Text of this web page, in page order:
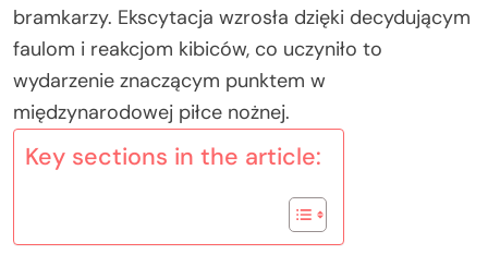
bramkarzy. Ekscytacja wzrosła dzięki decydującym
faulom i reakcjom kibiców, co uczyniło to
wydarzenie znaczącym punktem w
międzynarodowej piłce nożnej.
Key sections in the article: